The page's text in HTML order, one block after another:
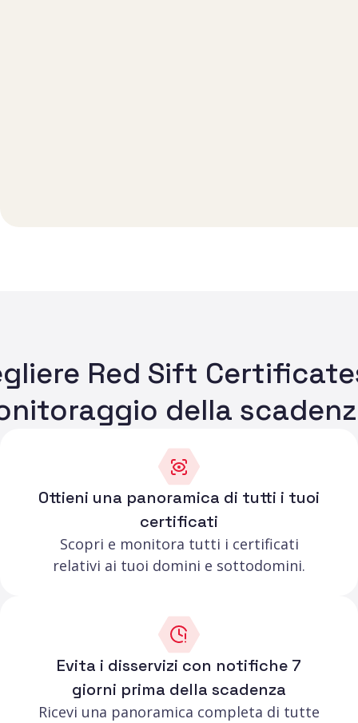
Red Sift
della
Ottieni una panoramica di tutti i tuoi
certificati
Scopri e monitora tutti i certificati
relativi ai tuoi domini e sottodomini.
Evita i disservizi con notifiche 7
giorni prima della scadenza
Ricevi una panoramica completa di tutte